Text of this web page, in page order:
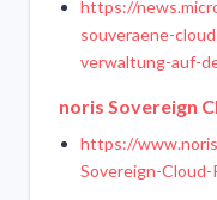
https://
souveraene-
verwaltung-auf-
noris Sovereign
https://
Sovereign-